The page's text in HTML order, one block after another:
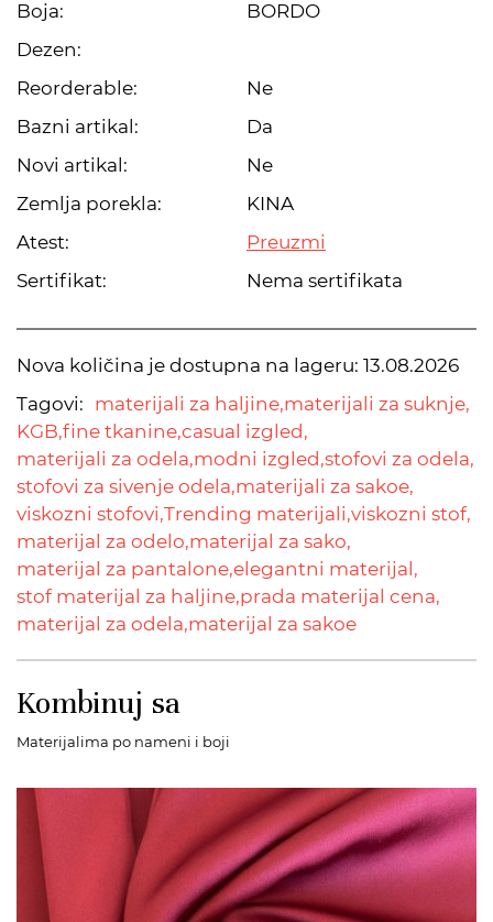
Boja:
BORDO
Dezen:
Reorderable:
Ne
Bazni artikal:
Da
Novi artikal:
Ne
Zemlja porekla:
KINA
Atest:
Preuzmi
Sertifikat:
Nema sertifikata
Nova količina je dostupna na lageru: 13.08.2026
Tagovi: materijali za haljine,materijali za suknje,
KGB,fine tkanine,casual izgled,
materijali za odela,modni izgled,stofovi za odela,
stofovi za sivenje odela,materijali za sakoe,
viskozni stofovi,Trending materijali,viskozni stof,
materijal za odelo,materijal za sako,
materijal za pantalone,elegantni materijal,
stof materijal za haljine,prada materijal cena,
materijal za odela,materijal za sakoe
Kombinuj sa
Materijalima po nameni i boji